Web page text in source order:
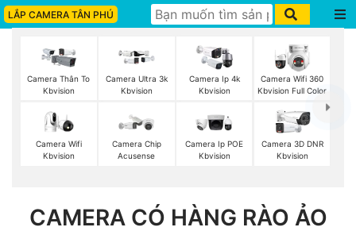
LẮP CAMERA TÂN PHÚ
Camera Thân To
Kbvision
Camera Ultra 3k
Kbvision
Camera Ip 4k
Kbvision
Camera Wifi 360
Kbvision Full Color
Camera Wifi
Kbvision
Camera Chip
Acusense
Camera Ip POE
Kbvision
Camera 3D DNR
Kbvision
CAMERA CÓ HÀNG RÀO ẢO